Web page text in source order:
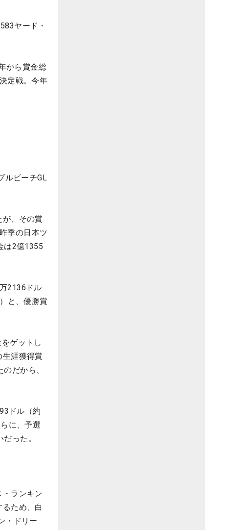
ヤード・
から賞金総
定戦。今年
ルビーチGL
、その賞
季の日本ツ
は2億1355
2136ドル
と、優勝賞
ゲットし
涯獲得賞
だから、
ドル（約
に、予選
った。
ランキン
ため、白
・ドリー